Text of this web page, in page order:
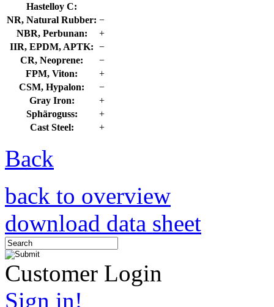
Hastelloy C:
NR, Natural Rubber: −
NBR, Perbunan:
+
IIR, EPDM, APTK: −
CR, Neoprene:
−
FPM, Viton:
+
CSM, Hypalon:
−
Gray Iron:
+
Sphäroguss:
+
Cast Steel:
+
Back
back to overview
download data sheet
Customer Login
Sign in!